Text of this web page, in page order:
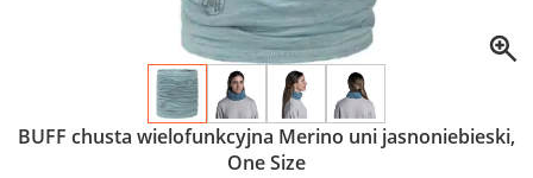
BUFF chusta wielofunkcyjna Merino uni jasnoniebieski,
One Size